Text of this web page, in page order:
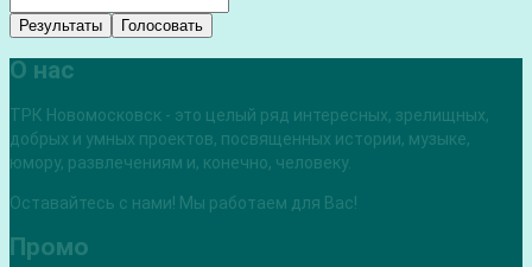
Результаты Голосовать
О нас
ТРК Новомосковск - это целый ряд интересных, зрелищных,
добрых и умных проектов, посвященных истории, музыке,
юмору, развлечениям и, конечно, человеку.
Оставайтесь с нами! Мы работаем для Вас!
Промо